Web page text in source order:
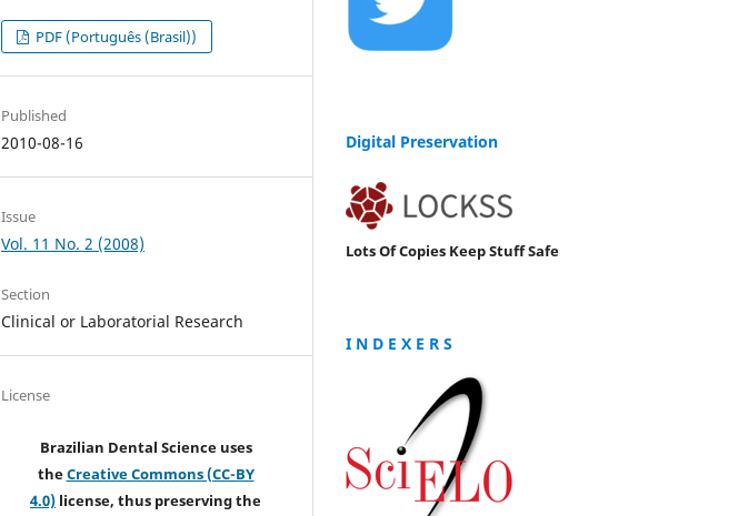
PDF (Português (Brasil))
Published
2010-08-16
Issue
Vol. 11 No. 2 (2008)
Section
Clinical or Laboratorial Research
License
Brazilian Dental Science uses
theCreative Commons (CC-BY
4.0) license, thus preserving the
Digital Preservation
Lots Of Copies Keep Stuff Safe
I N D E X E R S